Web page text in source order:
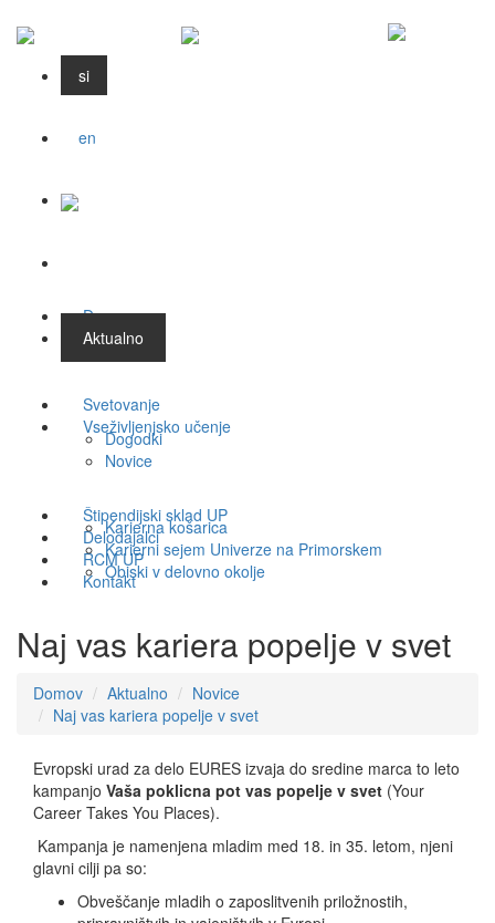
si
en
Domov
Aktualno
Dogodki
Novice
Svetovanje
Vseživljenjsko učenje
Karierna košarica
Karierni sejem Univerze na Primorskem
Obiski v delovno okolje
Štipendijski sklad UP
Delodajalci
RCM UP
Kontakt
Naj vas kariera popelje v svet
Domov Aktualno
Novice
Naj vas kariera popelje v svet
Evropski urad za delo EURES izvaja do sredine marca to leto
kampanjo Vaša poklicna pot vas popelje v svet (Your
Career Takes You Places).
Kampanja je namenjena mladim med 18. in 35. letom, njeni
glavni cilji pa so:
Obveščanje mladih o zaposlitvenih priložnostih,